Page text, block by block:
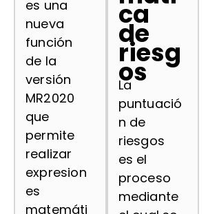
es una
nueva
función
de la
versión
MR2020
que
permite
realizar
expresion
es
matemáti
ca
de
riesg
os
La
puntuació
n de
riesgos
es el
proceso
mediante